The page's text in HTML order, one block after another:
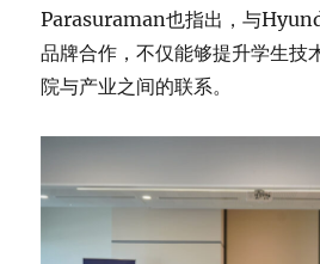
Parasuraman也指出，与
品牌合作，不仅能够提升学生技
院与产业之间的联系。